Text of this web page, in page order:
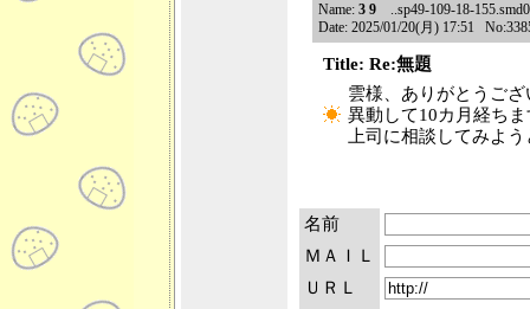
Name: 3 9..sp49-109-18-
Date: 2025/01/20(月) 17:51
Title: Re:無題
雲様、ありがとうござ
異動して10カ月経ち
上司に相談してみよ
名前
ＭＡＩＬ
ＵＲＬ